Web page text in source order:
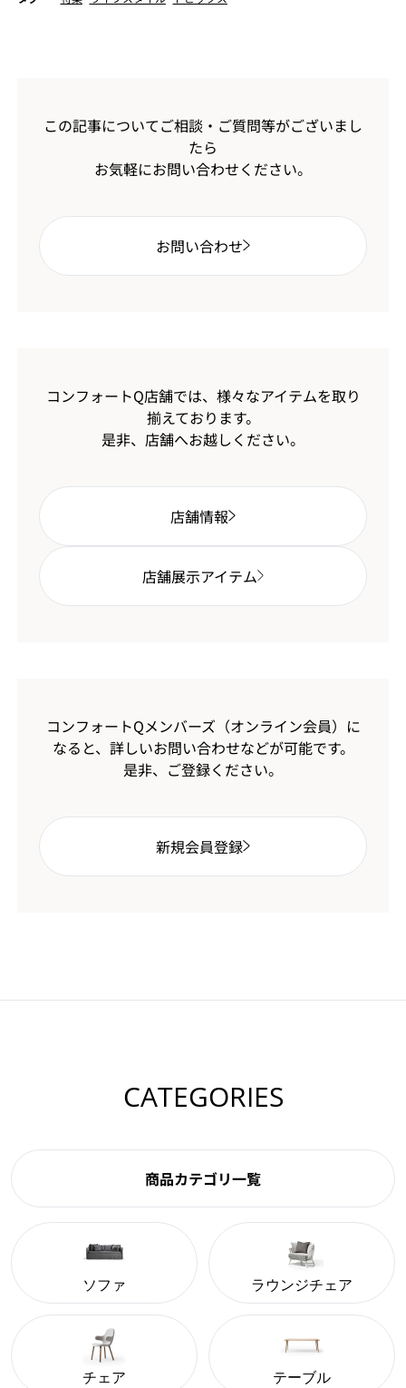
この記事についてご相談・ご質問等がございまし
たら
お気軽にお問い合わせください。
お問い合わせ
コンフォートQ店舗では、様々なアイテムを取り
揃えております。
是非、店舗へお越しください。
店舗情報
店舗展示アイテム
コンフォートQメンバーズ（オンライン会員）に
なると、 詳しいお問い合わせなどが可能です。
是非、ご登録ください。
新規会員登録
CATEGORIES
商品カテゴリ一覧
ソファ ラウンジチェア
チェア テーブル